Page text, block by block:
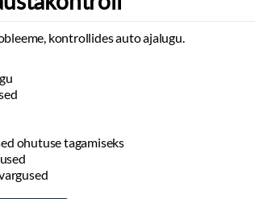
kontrollides auto ajalugu.
ohutuse tagamiseks